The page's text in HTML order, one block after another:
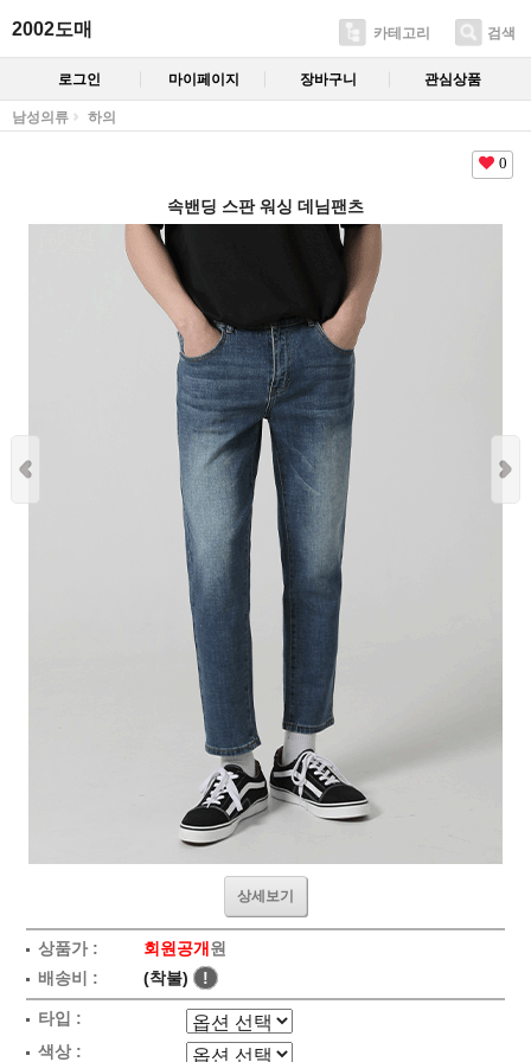
2002도매 카테고리 검색
로그인 마이페이지 장바구니 관심상품
남성의류 하의
0
속밴딩 스판 워싱 데님팬츠
상세보기
상품가 : 회원공개원
배송비 :
(착불) !
타입 :
색상 :